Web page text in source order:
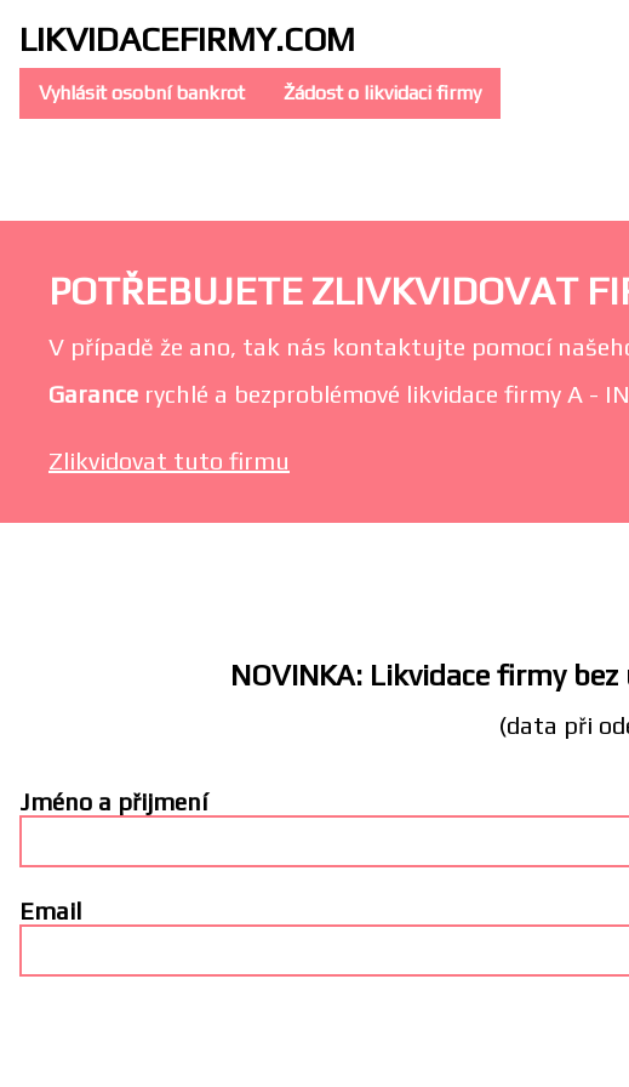
LIKVIDACEFIRMY.COM
Vyhlásit osobní bankrot Žádost o likvidaci firmy
POTŘEBUJETE ZLIVKVIDOVAT
V případě že ano, tak nás kontaktujte pomocí
Garance rychlé a bezproblémové likvidace firmy A -
Zlikvidovat tuto firmu
NOVINKA: Likvidace firmy
(data při
Jméno a přijmení
Email